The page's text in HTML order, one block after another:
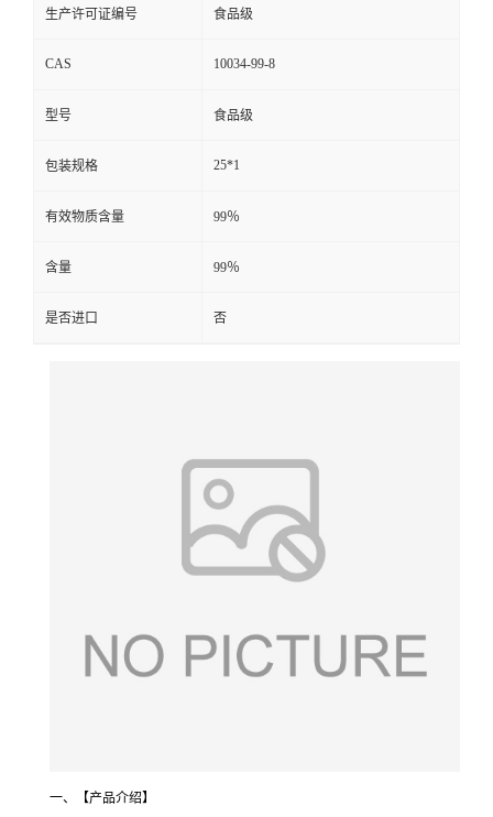
生产许可证编号 食品级
CAS 10034-99-8
型号 食品级
包装规格 25*1
有效物质含量 99％
含量 99％
是否进口 否
一、【产品介绍】